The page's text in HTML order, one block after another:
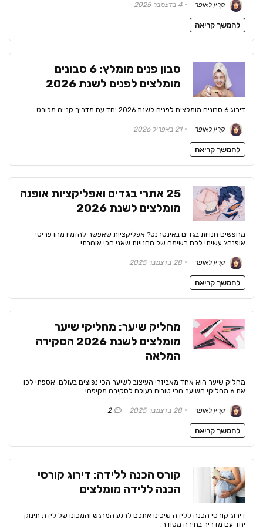
קרין לאופר 4 בדצמבר 2025
להמשך קריאה
סבון פנים מומלץ: 6 סבונים
מומלצים לפנים לשנת 2026
דירוג 6 סבונים מומלצים לפנים לשנת 2026 יחד עם מדריך קנייה מפורט.
קרין לאופר 21 באפריל 2026
להמשך קריאה
25 אתרי בגדים ואפליקציות אופנה
מומלצים לשנת 2026
מחפשים חנויות בגדים באינטרנט? אפליקציות שאפשר להזמין מהן פריטי
אופנה? עשיתי לכם רשימה של החנויות שאני הכי אוהבת!
קרין לאופר 28 בדצמבר 2025
להמשך קריאה
מחליק שיער: מחליקי שיער
מומלצים לשנת 2026 הסקירה
המלאה
מחליק שיער הוא אחד מאביזרי העיצוב לשיער הכי נפוצים בעולם. אספתי לכן
את 6 מחליקי השיער הכי טובים בעולם לסקירה מקיפה!
קרין לאופר 28 בדצמבר 2025 2
להמשך קריאה
קורס הכנה ללידה: דירוג קורסי
הכנה ללידה מומלצים
דירוג קורסי הכנה ללידה שיכינו אתכם לרגע המרגש והמכונן של לידת תינוק
יחד עם מדריך בחירה מסודר.